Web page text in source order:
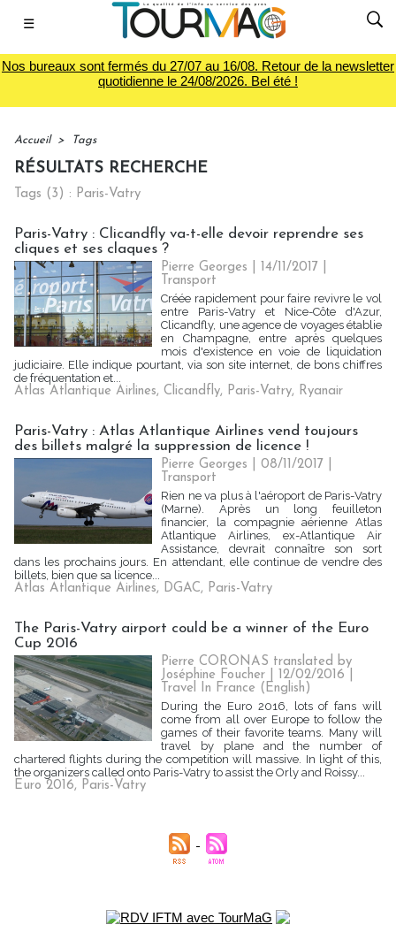
☰
Nos bureaux sont fermés du 27/07 au 16/08. Retour de la newsletter
quotidienne le 24/08/2026. Bel été !
Accueil > Tags
RÉSULTATS RECHERCHE
Tags (3) : Paris-Vatry
Paris-Vatry : Clicandfly va-t-elle devoir reprendre ses
cliques et ses claques ?
Pierre Georges | 14/11/2017
Transport
Créée rapidement pour faire revivre le vol
entre Paris-Vatry et Nice-Côte d'Azur,
Clicandfly, une agence de voyages établie
en Champagne, entre après quelques
mois d'existence en voie de liquidation
judiciaire. Elle indique pourtant, via son site internet, de bons chiffres
de fréquentation et...
Atlas Atlantique Airlines, Clicandfly, Paris-Vatry, Ryanair
Paris-Vatry : Atlas Atlantique Airlines vend toujours
des billets malgré la suppression de licence !
Pierre Georges | 08/11/2017
Transport
Rien ne va plus à l'aéroport de Paris-Vatry
(Marne). Après un long feuilleton
financier, la compagnie aérienne Atlas
Atlantique Airlines, ex-Atlantique Air
Assistance, devrait connaître son sort
dans les prochains jours. En attendant, elle continue de vendre des
billets, bien que sa licence...
Atlas Atlantique Airlines, DGAC, Paris-Vatry
The Paris-Vatry airport could be a winner of the Euro
Cup 2016
Pierre CORONAS translated by
Joséphine Foucher | 12/02/2016
Travel In France (English)
During the Euro 2016, lots of fans will
come from all over Europe to follow the
games of their favorite teams. Many will
travel by plane and the number of
chartered flights during the competition will massive. In light of this,
the organizers called onto Paris-Vatry to assist the Orly and Roissy...
Euro 2016, Paris-Vatry